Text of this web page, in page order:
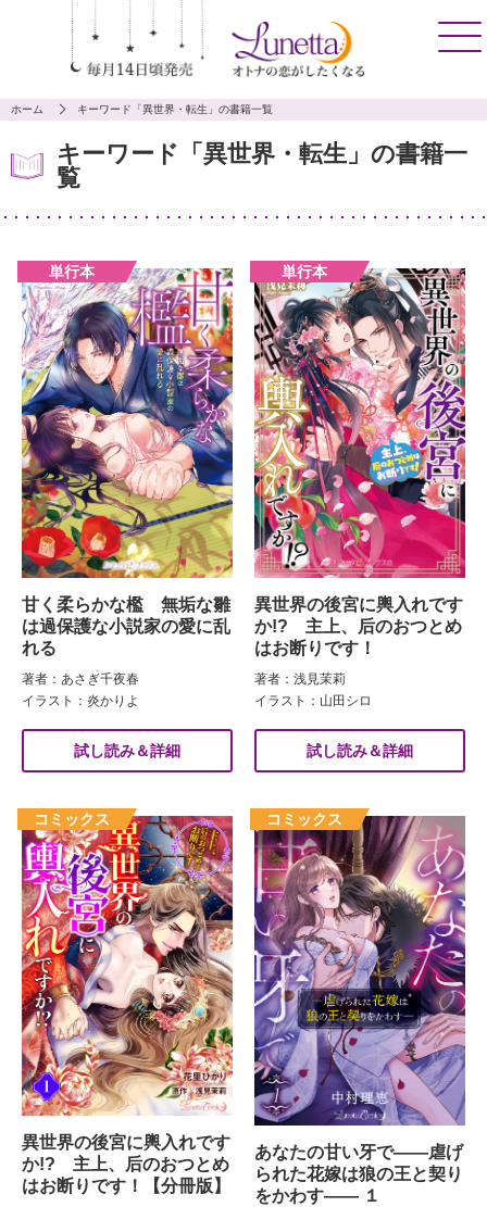
ホーム キーワード「異世界・転生」の書籍一覧
キーワード「異世界・転生」の書籍一
覧
甘く柔らかな檻 無垢な雛
は過保護な小説家の愛に乱
れる
著者：あさぎ千夜春
イラスト：炎かりよ
試し読み＆詳細
異世界の後宮に輿入れです
か!? 主上、后のおつとめ
はお断りです！
著者：浅見茉莉
イラスト：山田シロ
試し読み＆詳細
異世界の後宮に輿入れです
か!? 主上、后のおつとめ
はお断りです！【分冊版】
あなたの甘い牙で――虐げ
られた花嫁は狼の王と契り
をかわす―― １